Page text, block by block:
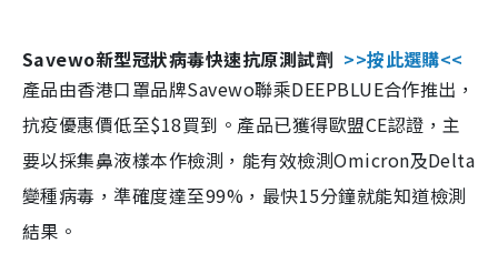
Savewo新型冠狀病毒快速抗原測試劑 >>按此選購<<
產品由香港口罩品牌Savewo聯乘DEEPBLUE合作推出，
抗疫優惠價低至$18買到。產品已獲得歐盟CE認證，主
要以採集鼻液樣本作檢測，能有效檢測Omicron及Delta
變種病毒，準確度達至99%，最快15分鐘就能知道檢測
結果。